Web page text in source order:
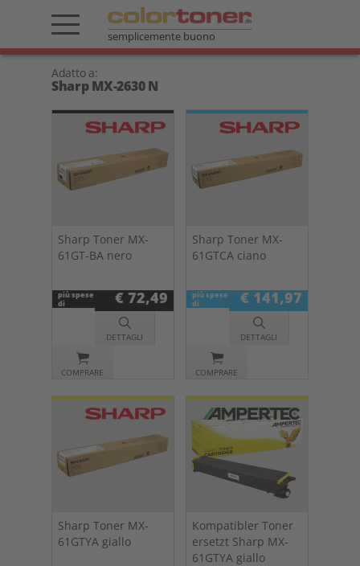
semplicemente buono
Adatto a:
Sharp MX-2630 N
Sharp Toner MX-
61GT-BA nero
più spese
di
spedizione
€ 72,49
DETTAGLI
COMPRARE
Sharp Toner MX-
61GTCA ciano
più spese
di
spedizione
€ 141,97
DETTAGLI
COMPRARE
Sharp Toner MX-
61GTYA giallo
Kompatibler Toner
ersetzt Sharp MX-
61GTYA giallo